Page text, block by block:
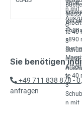
Sie benötigen
+49 711 838 878 - 0
anfragen